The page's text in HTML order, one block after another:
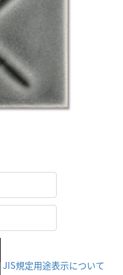
JIS規定用途表示について